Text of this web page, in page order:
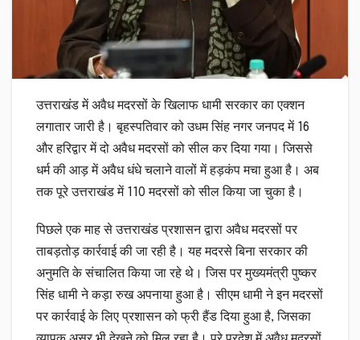
उत्तराखंड में अवैध मदरसों के खिलाफ धामी सरकार का एक्शन
लगातार जारी है। बृहस्पतिवार को उधम सिंह नगर जनपद में 16
और हरिद्वार में दो अवैध मदरसों को सील कर दिया गया। जिससे
धर्म की आड़ में अवैध धंधे चलाने वालों में हड़कंप मचा हुआ है। अब
तक पूरे उत्तराखंड में 110 मदरसों को सील किया जा चुका है।
पिछले एक माह से उत्तराखंड प्रशासन द्वारा अवैध मदरसों पर
ताबड़तोड़ कार्रवाई की जा रही है। यह मदरसे बिना सरकार की
अनुमति के संचालित किया जा रहे थे। जिस पर मुख्यमंत्री पुष्कर
सिंह धामी ने कड़ा रुख अपनाया हुआ है। सीएम धामी ने इन मदरसों
पर कार्रवाई के लिए प्रशासन को फ्री हैंड दिया हुआ है, जिसका